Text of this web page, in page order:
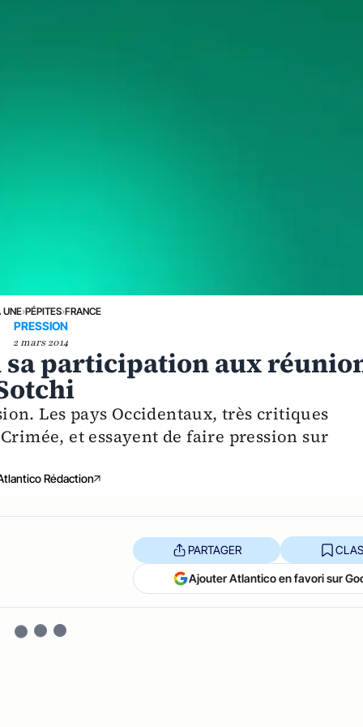
UNE›PÉPITES›FRANCE
PRESSION
2 mars 2014
participation aux
Les pays Occidentaux, très critiques
et essayent de faire pression sur
Rédaction
PARTAGER
Ajouter Atlantico en favori sur